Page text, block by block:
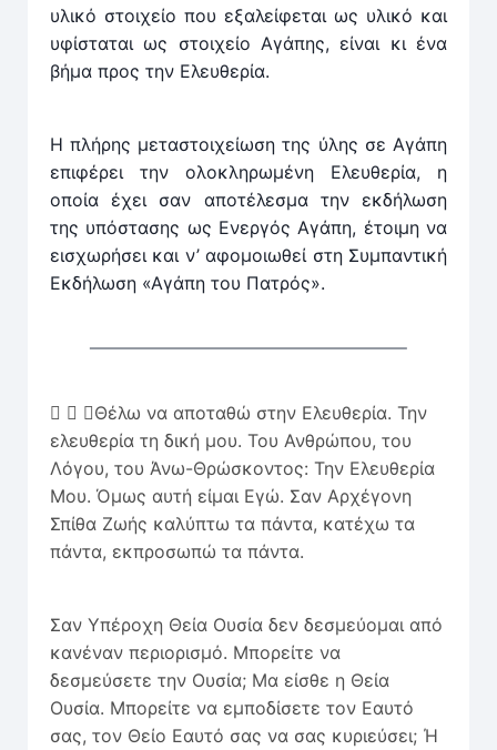
υλικό στοιχείο που εξαλείφεται ως υλικό και
υφίσταται ως στοιχείο Αγάπης, είναι κι ένα
βήμα προς την Ελευθερία.
Η πλήρης μεταστοιχείωση της ύλης σε Αγάπη
επιφέρει την ολοκληρωμένη Ελευθερία, η
οποία έχει σαν αποτέλε­σμα την εκδήλωση
της υπόστασης ως Ενεργός Αγάπη, έτοιμη να
εισχωρήσει και ν’ αφομοιωθεί στη Συμπαντική
Εκδήλωση «Αγάπη του Πατρός».
  Θέλω να αποταθώ στην Ελευθερία. Την
ελευθερία τη δική μου. Του Ανθρώπου, του
Λόγου, του Άνω-Θρώσκον­τος: Την Ελευθερία
Μου. Όμως αυτή είμαι Εγώ. Σαν Αρχέγονη
Σπίθα Ζωής καλύπτω τα πάντα, κατέχω τα
πάντα, εκπροσωπώ τα πάντα.
Σαν Υπέροχη Θεία Ουσία δεν δεσμεύομαι από
κανέναν περιορισμό. Μπορείτε να
δεσμεύσετε την Ουσία; Μα είσθε η Θεία
Ουσία. Μπορείτε να εμποδίσετε τον Εαυτό
σας, τον Θείο Εαυτό σας να σας κυριεύσει; Ή